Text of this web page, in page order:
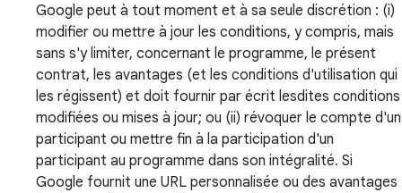
Google peut à tout moment et à sa seule discrétion : (i)
modifier ou mettre à jour les conditions, y compris, mais
sans s'y limiter, concernant le programme, le présent
contrat, les avantages (et les conditions d'utilisation qui
les régissent) et doit fournir par écrit lesdites conditions
modifiées ou mises à jour; ou (ii) révoquer le compte d'un
participant ou mettre fin à la participation d'un
participant au programme dans son intégralité. Si
Google fournit une URL personnalisée ou des avantages